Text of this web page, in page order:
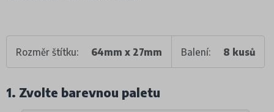
Rozměr štítku: 64mm x 27mm Balení: 8 kusů
1. Zvolte barevnou paletu